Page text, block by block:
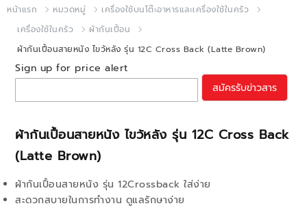
หน้าแรก หมวดหมู่
เครื่องใช้บนโต๊ะอาหารและเครื่องใช้ในครัว
เครื่องใช้ในครัว
ผ้ากันเปื้อน
ผ้ากันเปื้อนสายหนัง ไขว้หลัง รุ่น 12C Cross Back (Latte Brown)
ผ้ากันเปื้อนสายหนัง ไขว้หลัง รุ่น 12C Cross Back
(Latte Brown)
ผ้ากันเปื้อนสายหนัง รุ่น 12Crossback ใส่ง่าย
สะดวกสบายในการทำงาน ดูแลรักษาง่าย
Sign up for price alert
สมัครรับข่าวสาร